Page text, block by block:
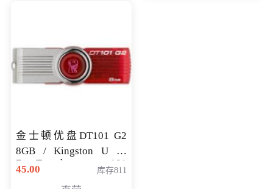
金士顿优盘DT101 G2
8GB / Kingston U 盘
DataTraveler 101
Generati
45.00 库存811